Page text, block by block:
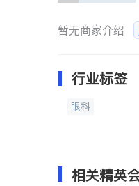
暂无商家介绍
行业标签
眼科
相关精英